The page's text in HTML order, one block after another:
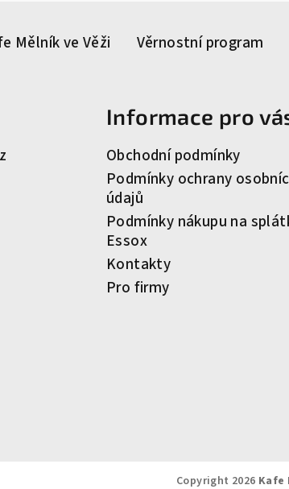
Mělník ve Věži Věrnostní program
Informace pro
Obchodní podmínky
Podmínky ochrany
údajů
Podmínky nákupu na
Essox
Kontakty
Pro firmy
Copyright 2026 Kafe